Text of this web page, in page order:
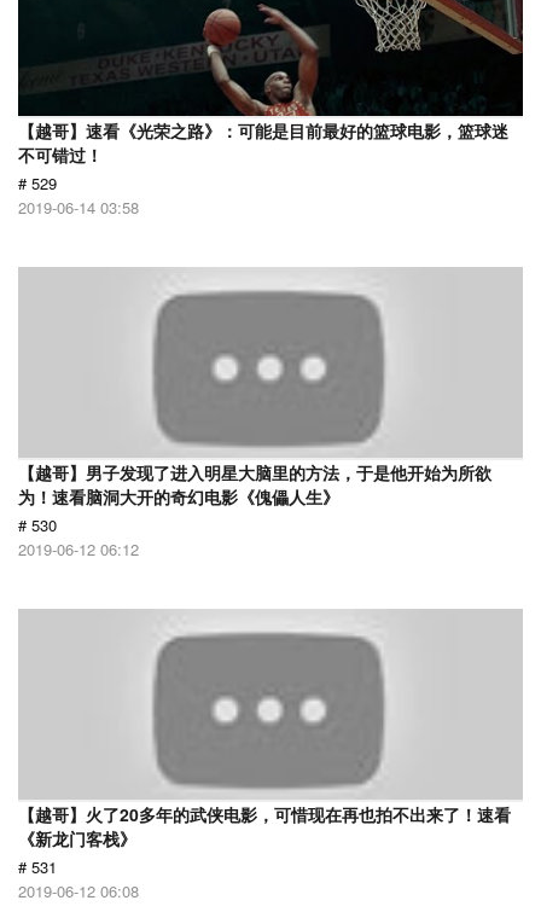
【越哥】速看《光荣之路》：可能是目前最好的篮球电影，篮球迷
不可错过！
# 529
2019-06-14 03:58
【越哥】男子发现了进入明星大脑里的方法，于是他开始为所欲
为！速看脑洞大开的奇幻电影《傀儡人生》
# 530
2019-06-12 06:12
【越哥】火了20多年的武侠电影，可惜现在再也拍不出来了！速看
《新龙门客栈》
# 531
2019-06-12 06:08